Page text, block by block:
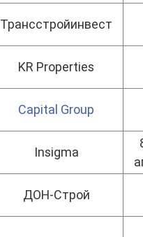
Трансстройинвест
KR Properties
Capital Group
Insigma
ДОН-Строй